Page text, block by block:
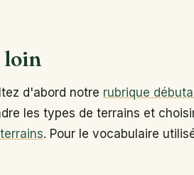
loin
d'abord notre rubrique
les types de terrains et
. Pour le vocabulaire